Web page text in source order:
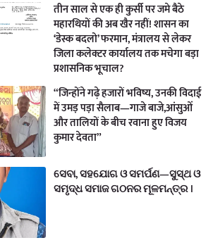
तीन साल से एक ही कुर्सी पर जमे बैठे
महारथियों की अब खैर नहीं! शासन का
‘डेस्क बदलो’ फरमान, मंत्रालय से लेकर
जिला कलेक्टर कार्यालय तक मचेगा बड़ा
प्रशासनिक भूचाल?
“जिन्होंने गढ़े हजारों भविष्य, उनकी विदाई
में उमड़ पड़ा सैलाब—गाजे बाजे,आंसुओं
और तालियों के बीच रवाना हुए विजय
कुमार देवता”
ସେବା, ସହଯୋଗ ଓ ସମର୍ପଣ—ସୁସ୍ଥ ଓ
ସମୃଦ୍ଧ ସମାଜ ଗଠନର ମୂଳମନ୍ତ୍ର ।